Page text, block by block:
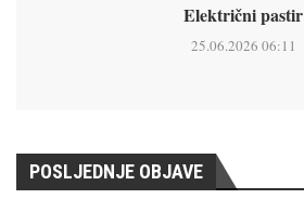
Električni pastir
25.06.2026 06:11
POSLJEDNJE OBJAVE